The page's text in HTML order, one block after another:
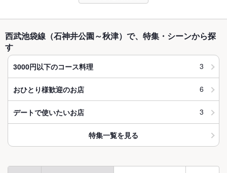
西武池袋線（石神井公園～秋津）で、特集・シーンから探
す
3000円以下のコース料理 3
おひとり様歓迎のお店 6
デートで使いたいお店 3
特集一覧を見る